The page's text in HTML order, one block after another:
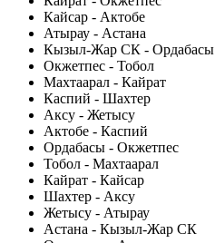
Кайсар - Актобе
Атырау - Астана
Кызыл-Жар СК - Ордабасы
Окжетпес - Тобол
Махтаарал - Кайрат
Каспий - Шахтер
Аксу - Жетысу
Актобе - Каспий
Ордабасы - Окжетпес
Тобол - Махтаарал
Кайрат - Кайсар
Шахтер - Аксу
Жетысу - Атырау
Астана - Кызыл-Жар СК